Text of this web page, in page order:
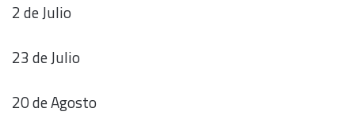
2 de Julio
23 de Julio
20 de Agosto